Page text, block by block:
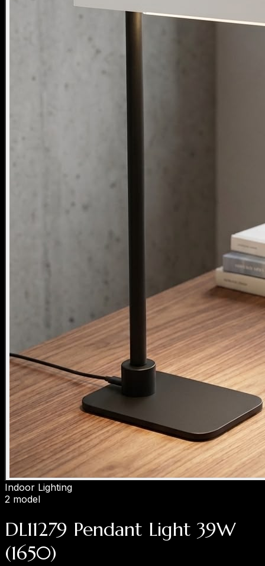
Indoor Lighting
2 model
DL11279 Pendant Light 39W
(1650)